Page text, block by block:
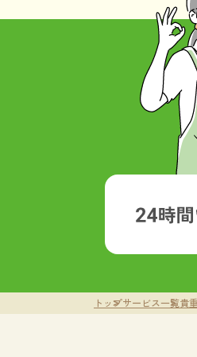
トップサービス一覧貴